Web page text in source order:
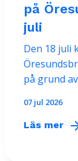
på
juli
Den 18 juli
på grund
07 jul 2026
Läs mer